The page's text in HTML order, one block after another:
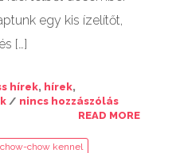
egy kis ízelítőt,
[…]
hírek, hírek,
/ nincs hozzászólás
READ MORE
chow kennel